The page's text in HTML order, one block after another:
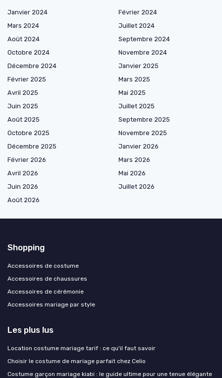
Janvier 2024
Février 2024
Mars 2024
Juillet 2024
Août 2024
Septembre 2024
Octobre 2024
Novembre 2024
Décembre 2024
Janvier 2025
Février 2025
Mars 2025
Avril 2025
Mai 2025
Juin 2025
Juillet 2025
Août 2025
Septembre 2025
Octobre 2025
Novembre 2025
Décembre 2025
Janvier 2026
Février 2026
Mars 2026
Avril 2026
Mai 2026
Juin 2026
Juillet 2026
Août 2026
Shopping
Accessoires de costume
Accessoires de chaussures
Accessoires de cérémonie
Accessoires mariage par style
Les plus lus
Location costume mariage tarif : ce qu'il faut savoir
Choisir le costume de mariage parfait chez Celio
Costume garçon mariage kiabi : le guide ultime pour une tenue élégante